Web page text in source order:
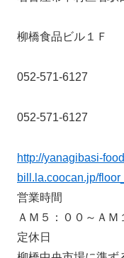
柳橋食品ビル１Ｆ
052-571-6127
052-571-6127
http://yanagibasi-
bill.la.coocan.jp/
営業時間
ＡＭ５：００～Ａ
定休日